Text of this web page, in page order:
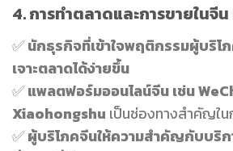
4. การทำตลาดและการขายในจีน
✅นักธุรกิจที่เข้าใจพฤติกรรมผู้บริโ
เจาะตลาดได้ง่ายขึ้น
✅แพลตฟอร์มออนไลน์จีน เช่น
Xiaohongshu เป็นช่องทางสำคัญใน
✅ผู้บริโภคจีนให้ความสำคัญกับบริก